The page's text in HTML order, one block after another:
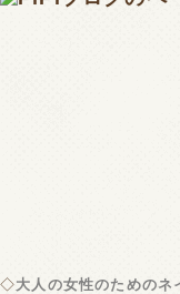
◇大人の女性のためのネ